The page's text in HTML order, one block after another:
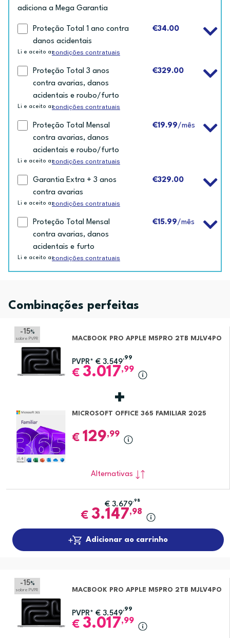
adiciona a Mega Garantia
Proteção Total 1 ano contra
danos acidentais
€34.00
Li e aceito ascondições contratuais
Proteção Total 3 anos
contra avarias, danos
acidentais e roubo/furto
€329.00
Li e aceito ascondições contratuais
Proteção Total Mensal
contra avarias, danos
acidentais e roubo/furto
€19.99/mês
Li e aceito ascondições contratuais
Garantia Extra + 3 anos
contra avarias
€329.00
Li e aceito ascondições contratuais
Proteção Total Mensal
contra avarias, danos
acidentais e furto
€15.99/mês
Li e aceito ascondições contratuais
Combinações perfeitas
-15%
sobre PVPR MACBOOK PRO APPLE M5PRO 2TB MJLV4PO
PVPR* € 3.549
,99
€ 3.017,99
MICROSOFT OFFICE 365 FAMILIAR 2025
€ 129,99
Alternativas
€ 3.679,98
€ 3.147,98
Adicionar ao carrinho
-15%
sobre PVPR MACBOOK PRO APPLE M5PRO 2TB MJLV4PO
PVPR* € 3.549
,99
€ 3.017,99